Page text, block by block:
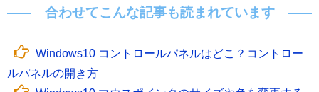
合わせてこんな記事も読まれています
Windows10 コントロールパネルはどこ？コントロー
ルパネルの開き方